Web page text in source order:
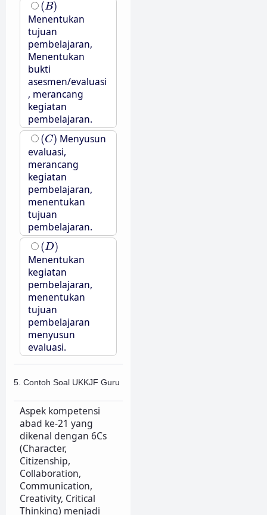
(B)
Menentukan
tujuan
pembelajaran,
Menentukan
bukti
asesmen/evaluasi
, merancang
kegiatan
pembelajaran.
(C)
(C) Menyusun
evaluasi,
merancang
kegiatan
pembelajaran,
menentukan
tujuan
pembelajaran.
(D)
(D)
Menentukan
kegiatan
pembelajaran,
menentukan
tujuan
pembelajaran
menyusun
evaluasi.
5. Contoh Soal UKKJF Guru
Aspek kompetensi
abad ke-21 yang
dikenal dengan 6Cs
(Character,
Citizenship,
Collaboration,
Communication,
Creativity, Critical
Thinking) menjadi